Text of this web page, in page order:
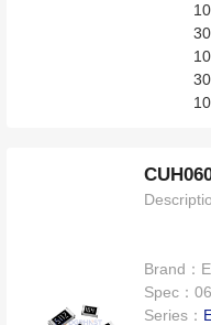
Brand：
Spec：
Series：